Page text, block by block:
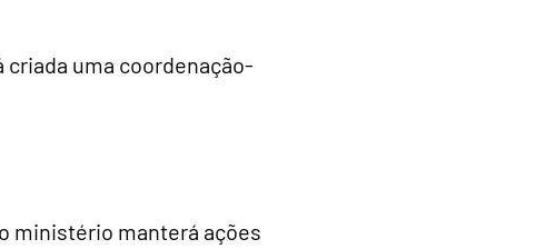
criada uma coordenação-
ministério manterá ações